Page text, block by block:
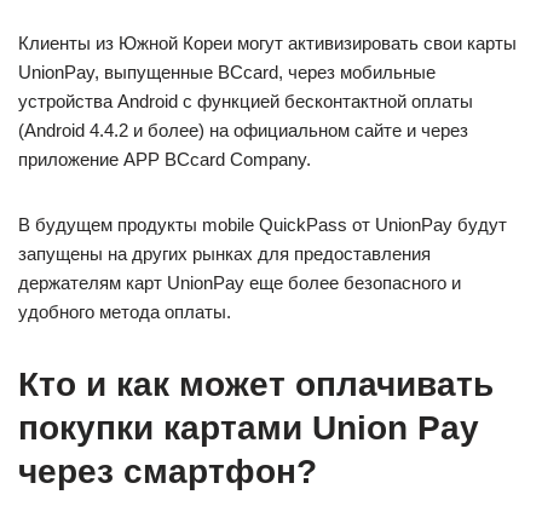
Клиенты из Южной Кореи могут активизировать свои карты
UnionPay, выпущенные BCcard, через мобильные
устройства Android с функцией бесконтактной оплаты
(Android 4.4.2 и более) на официальном сайте и через
приложение APP BCcard Company.
В будущем продукты mobile QuickPass от UnionPay будут
запущены на других рынках для предоставления
держателям карт UnionPay еще более безопасного и
удобного метода оплаты.
Кто и как может оплачивать
покупки картами Union Pay
через смартфон?